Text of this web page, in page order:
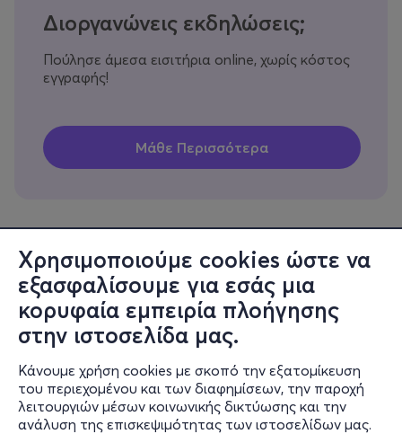
Χρησιμοποιούμε cookies ώστε να
εξασφαλίσουμε για εσάς μια
κορυφαία εμπειρία πλοήγησης
στην ιστοσελίδα μας.
Κάνουμε χρήση cookies με σκοπό την εξατομίκευση
του περιεχομένου και των διαφημίσεων, την παροχή
λειτουργιών μέσων κοινωνικής δικτύωσης και την
ανάλυση της επισκεψιμότητας των ιστοσελίδων μας.
Διοργανώνεις εκδηλώσεις;
Πούλησε άμεσα εισιτήρια online, χωρίς κόστος
εγγραφής!
Πληροφορίες
Υποστήριξη
Stay Connected